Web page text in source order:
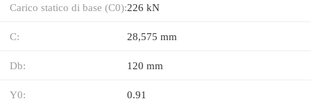
Carico statico di base (C0):226 kN
C: 28,575 mm
Db: 120 mm
Y0: 0.91